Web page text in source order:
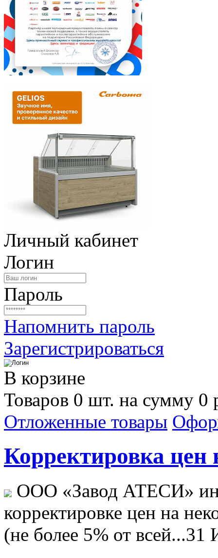
Личный кабинет
Логин
Пароль
Напомнить пароль
Зарегистрироваться
В корзине
Товаров 0 шт. на сумму 0
Отложенные товары
Корректировка цен
ООО «Завод АТЕСИ»
корректировке цен на
(не более 5% от всей...31